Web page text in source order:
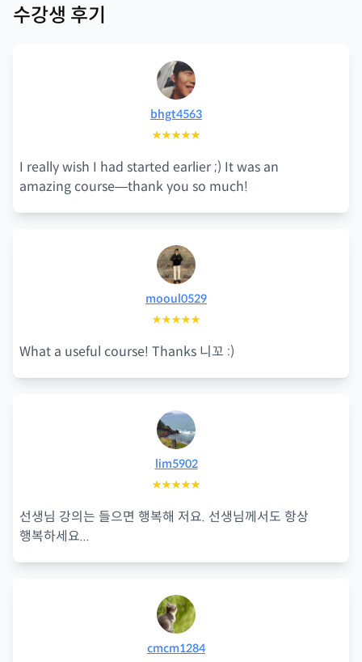
수강생 후기
bhgt4563
★★★★★
I really wish I had started earlier ;) It was an
amazing course—thank you so much!
mooul0529
★★★★★
What a useful course! Thanks 니꼬 :)
lim5902
★★★★★
선생님 강의는 들으면 행복해 저요. 선생님께서도 항상
행복하세요...
cmcm1284